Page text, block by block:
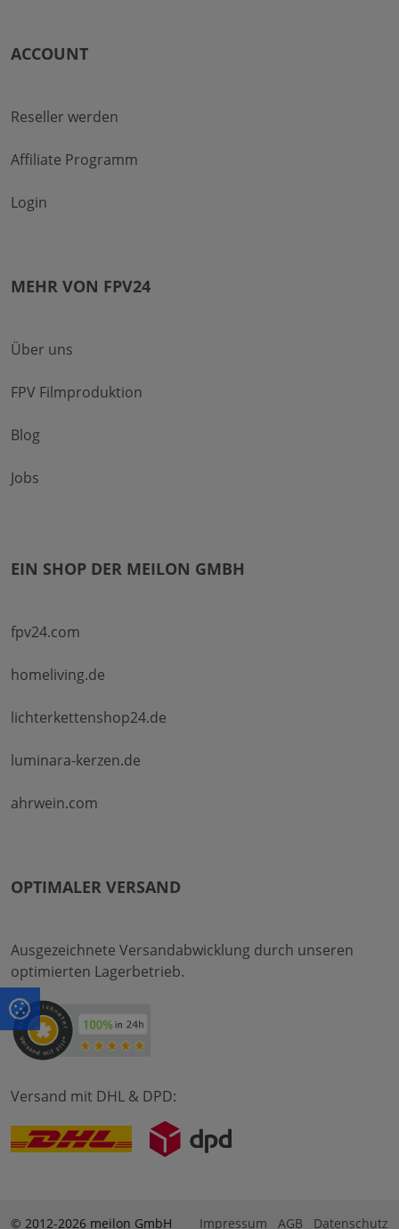
ACCOUNT
Reseller werden
Affiliate Programm
Login
MEHR VON FPV24
Über uns
FPV Filmproduktion
Blog
Jobs
EIN SHOP DER MEILON GMBH
fpv24.com
homeliving.de
lichterkettenshop24.de
luminara-kerzen.de
ahrwein.com
OPTIMALER VERSAND
Ausgezeichnete Versandabwicklung durch unseren
optimierten Lagerbetrieb.
Versand mit DHL & DPD:
© 2012-2026 meilon GmbH Impressum AGB Datenschutz